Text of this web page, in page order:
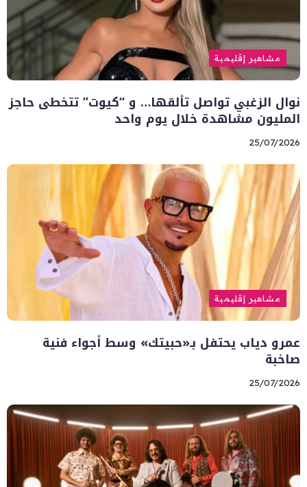
مشاهير إقليمية
نوال الزغبي تواصل تألقها… و “كيوت” تتخطى حاجز
المليون مشاهدة خلال يوم واحد
25/07/2026
مشاهير إقليمية
عمرو دياب يحتفل بـ«حبيتك» وسط أجواء فنية
صاخبة
25/07/2026